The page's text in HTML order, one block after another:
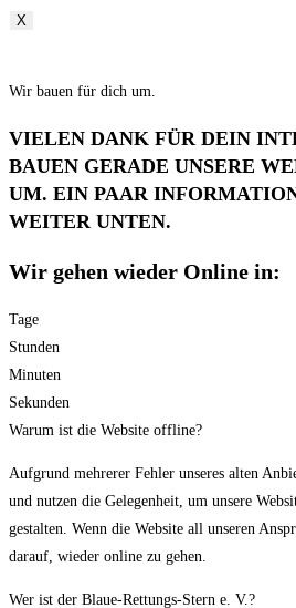
X
Wir bauen für dich um.
VIELEN DANK FÜR DEIN
BAUEN GERADE UNSERE
UM. EIN PAAR
WEITER UNTEN.
Wir gehen wieder Online in:
Tage
Stunden
Minuten
Sekunden
Warum ist die Website offline?
Aufgrund mehrerer Fehler unseres alten
und nutzen die Gelegenheit, um unsere
gestalten. Wenn die Website all unseren
darauf, wieder online zu gehen.
Wer ist der Blaue-Rettungs-Stern e. V.?